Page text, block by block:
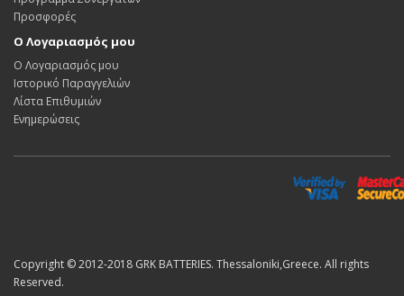
Προσφορές
Ο Λογαριασμός μου
Ο Λογαριασμός μου
Ιστορικό Παραγγελιών
Λίστα Επιθυμιών
Ενημερώσεις
Copyright © 2012-2018 GRK BATTERIES. Thessaloniki,Greece. All rights
Reserved.